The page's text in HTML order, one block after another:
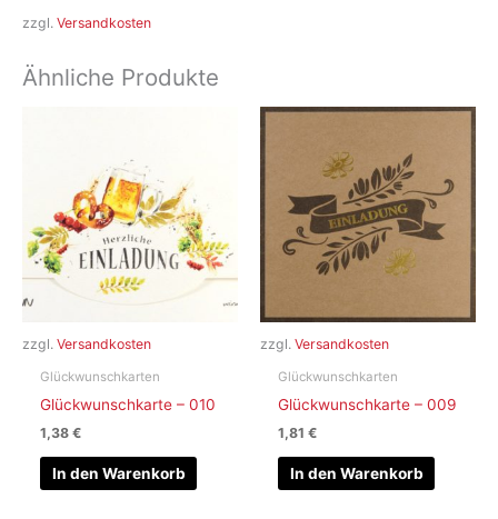
zzgl. Versandkosten
Ähnliche Produkte
zzgl. Versandkosten
Glückwunschkarten
Glückwunschkarte – 010
1,38€
In den Warenkorb
zzgl. Versandkosten
Glückwunschkarten
Glückwunschkarte – 009
1,81€
In den Warenkorb